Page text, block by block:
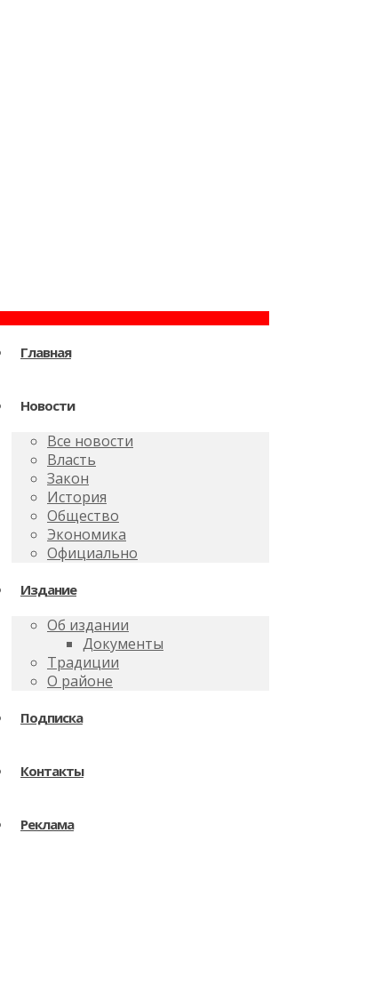
Главная
Новости
Все новости
Власть
Закон
История
Общество
Экономика
Официально
Издание
Об издании
Документы
Традиции
О районе
Подписка
Контакты
Реклама